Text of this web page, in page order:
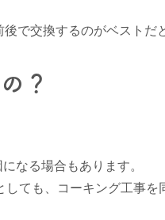
で交換するのがベストだ
？
なる場合もあります。
ても、コーキング工事